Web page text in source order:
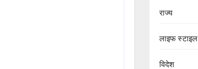
राज्य
लाइफ स्टाइल
विदेश